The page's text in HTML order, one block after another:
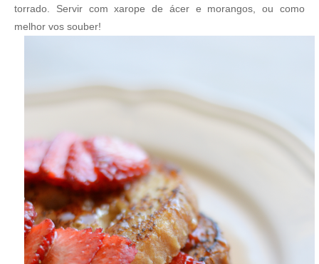
torrado. Servir com xarope de ácer e morangos, ou como
melhor vos souber!